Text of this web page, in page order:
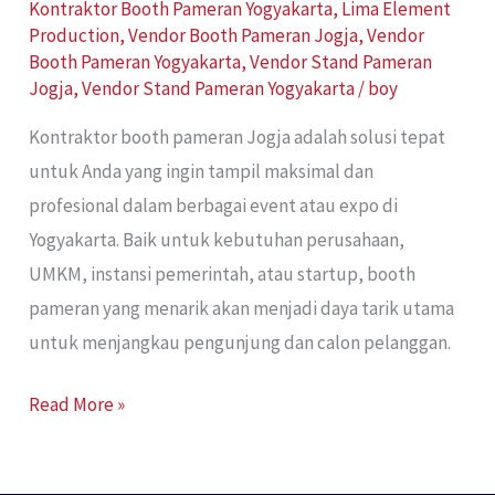
Kontraktor Booth Pameran Yogyakarta, Lima Element
Production,Vendor Booth Pameran Jogja,Vendor
Booth Pameran Yogyakarta,Vendor Stand Pameran
Jogja,Vendor Stand Pameran Yogyakarta/boy
Kontraktor booth pameran Jogja adalah solusi tepat
untuk Anda yang ingin tampil maksimal dan
profesional dalam berbagai event atau expo di
Yogyakarta. Baik untuk kebutuhan perusahaan,
UMKM, instansi pemerintah, atau startup, booth
pameran yang menarik akan menjadi daya tarik utama
untuk menjangkau pengunjung dan calon pelanggan.
Read More »